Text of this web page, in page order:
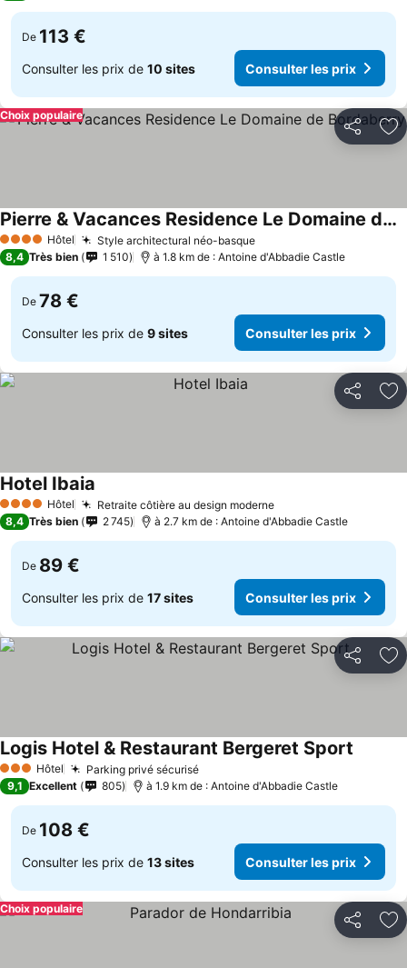
De 113 €
Consulter les prix de 10 sites Consulter les prix
Partager
Choix populaire
4 Étoiles Hôtel Style architectural néo-basque
Pierre & Vacances Residence Le Domaine de Bordaberry
8,4 Très bien 1 510 à 1.8 km de : Antoine d'Abbadie Castle
De 78 €
Consulter les prix de 9 sites Consulter les prix
Partager
4 Étoiles Hôtel Retraite côtière au design moderne
Hotel Ibaia
8,4 Très bien 2 745 à 2.7 km de : Antoine d'Abbadie Castle
De 89 €
Consulter les prix de 17 sites Consulter les prix
Partager
3 ÉtoilesHôtel Parking privé sécurisé
Logis Hotel & Restaurant Bergeret Sport
9,1 Excellent 805 à 1.9 km de : Antoine d'Abbadie Castle
De 108 €
Consulter les prix de 13 sites Consulter les prix
Partager
Choix populaire